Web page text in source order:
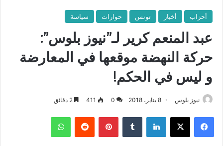
أحزاب أخبار تونس حوارات سياسة
عبد المنعم كرير لـ”نيوز بلوس”:
حركة النهضة موقعها في المعارضة
و ليس في الحكم!
نيوز بلوس 8 يناير، 2018 0
411
فيسبوك X لينكدإن بينتيريست واتساب